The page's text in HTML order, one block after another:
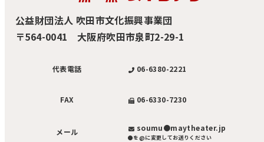
公益財団法人 吹田市文化振興事業団
〒564-0041 大阪府吹田市泉町2-29-1
代表電話 06-6380-2221
FAX 06-6330-7230
メール soumu●maytheater.jp
●を@に変更してお送りください